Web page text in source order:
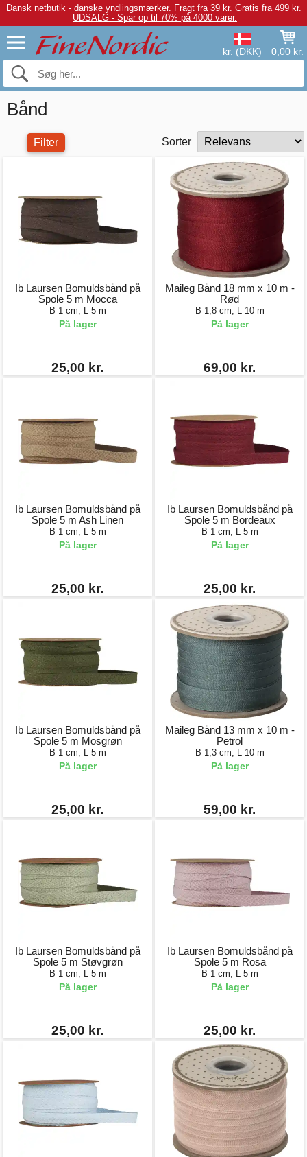
Dansk netbutik - danske yndlingsmærker. Fragt fra 39 kr. Gratis fra 499 kr.
UDSALG - Spar op til 70% på 4000 varer.
kr. (DKK) 0,00 kr.
Bånd
Filter Sorter
Ib Laursen Bomuldsbånd på
Spole 5 m Mocca
B 1 cm, L 5 m
På lager
25,00 kr.
Maileg Bånd 18 mm x 10 m -
Rød
B 1,8 cm, L 10 m
På lager
69,00 kr.
Ib Laursen Bomuldsbånd på
Spole 5 m Ash Linen
B 1 cm, L 5 m
På lager
25,00 kr.
Ib Laursen Bomuldsbånd på
Spole 5 m Bordeaux
B 1 cm, L 5 m
På lager
25,00 kr.
Ib Laursen Bomuldsbånd på
Spole 5 m Mosgrøn
B 1 cm, L 5 m
På lager
25,00 kr.
Maileg Bånd 13 mm x 10 m -
Petrol
B 1,3 cm, L 10 m
På lager
59,00 kr.
Ib Laursen Bomuldsbånd på
Spole 5 m Støvgrøn
B 1 cm, L 5 m
På lager
25,00 kr.
Ib Laursen Bomuldsbånd på
Spole 5 m Rosa
B 1 cm, L 5 m
På lager
25,00 kr.